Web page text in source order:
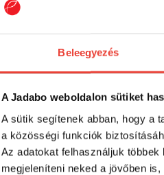
Beleegyezés
A Jadabo weboldalon sütiket
A sütik segítenek abban, hogy a
a közösségi funkciók
Az adatokat felhasználjuk
megjeleníteni neked a jövőben